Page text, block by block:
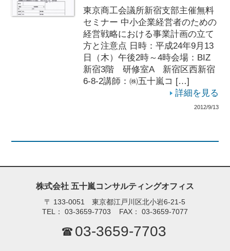
東京商工会議所新宿支部主催無料
セミナー 中小企業経営者のための
経営戦略における事業計画の立て
方と注意点 日時：平成24年9月13
日（木）午後2時～4時会場：BIZ
新宿3階 研修室A 新宿区西新宿
6-8-2講師：㈱五十嵐コ […]
詳細を見る
2012/9/13
株式会社 五十嵐コンサルティングオフィス
〒 133-0051 東京都江戸川区北小岩6-21-5
TEL：
03-3659-7703 FAX： 03-3659-7077
03-3659-7703